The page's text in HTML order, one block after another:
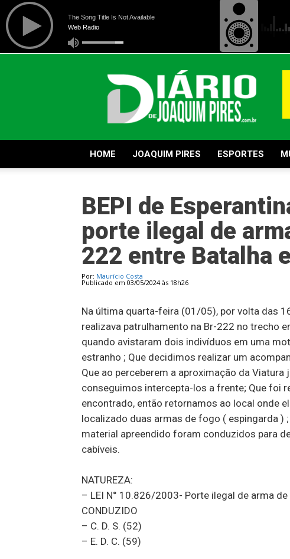
Diário
de
Joaquim
Pires
HOME JOAQUIM PIRES ESPORTES
BEPI de
porte ilegal de
222 entre Batalha
Por: Maurício Costa
Publicado em 03/05/2024 às 18h26
Na última quarta-feira (01/05), por volta das
realizava patrulhamento na Br-222 no trecho
quando avistaram dois indivíduos em uma
estranho ; Que decidimos realizar um
Que ao perceberem a aproximação da
conseguimos intercepta-los a frente; Que foi
encontrado, então retornamos ao local onde
localizado duas armas de fogo ( espingarda
material apreendido foram conduzidos para
cabíveis.
NATUREZA:
– LEI N° 10.826/2003- Porte ilegal de arma
CONDUZIDO
– C. D. S. (52)
– ⁠E. D. C. (59)